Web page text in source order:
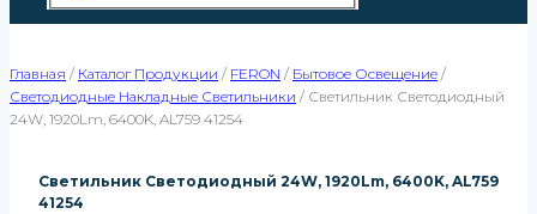
Главная / Каталог Продукции / FERON / Бытовое Освещение /
Светодиодные Накладные Светильники / Светильник Светодиодный
24W, 1920Lm, 6400K, AL759 41254
Светильник Светодиодный 24W, 1920Lm, 6400K, AL759
41254